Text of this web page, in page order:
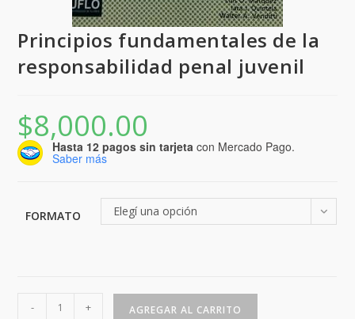
Principios fundamentales de la
responsabilidad penal juvenil
$8,000.00
Hasta 12 pagos sin tarjeta con Mercado Pago.
Saber más
FORMATO Elegí una opción
Principios
- + AGREGAR AL CARRITO